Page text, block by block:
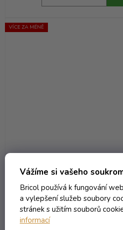
Vážíme si vašeho
Bricol používá k fungování
a vylepšení služeb soubory
stránek s užitím souborů
informací
VÍCE ZA MÉNĚ
Láhev Bocksbeutel -
Skladem